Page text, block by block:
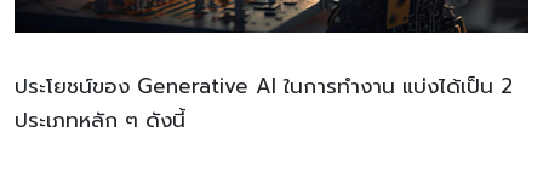
ประโยชน์ของ Generative AI ในการทำงาน แบ่งได้เป็น 2
ประเภทหลัก ๆ ดังนี้